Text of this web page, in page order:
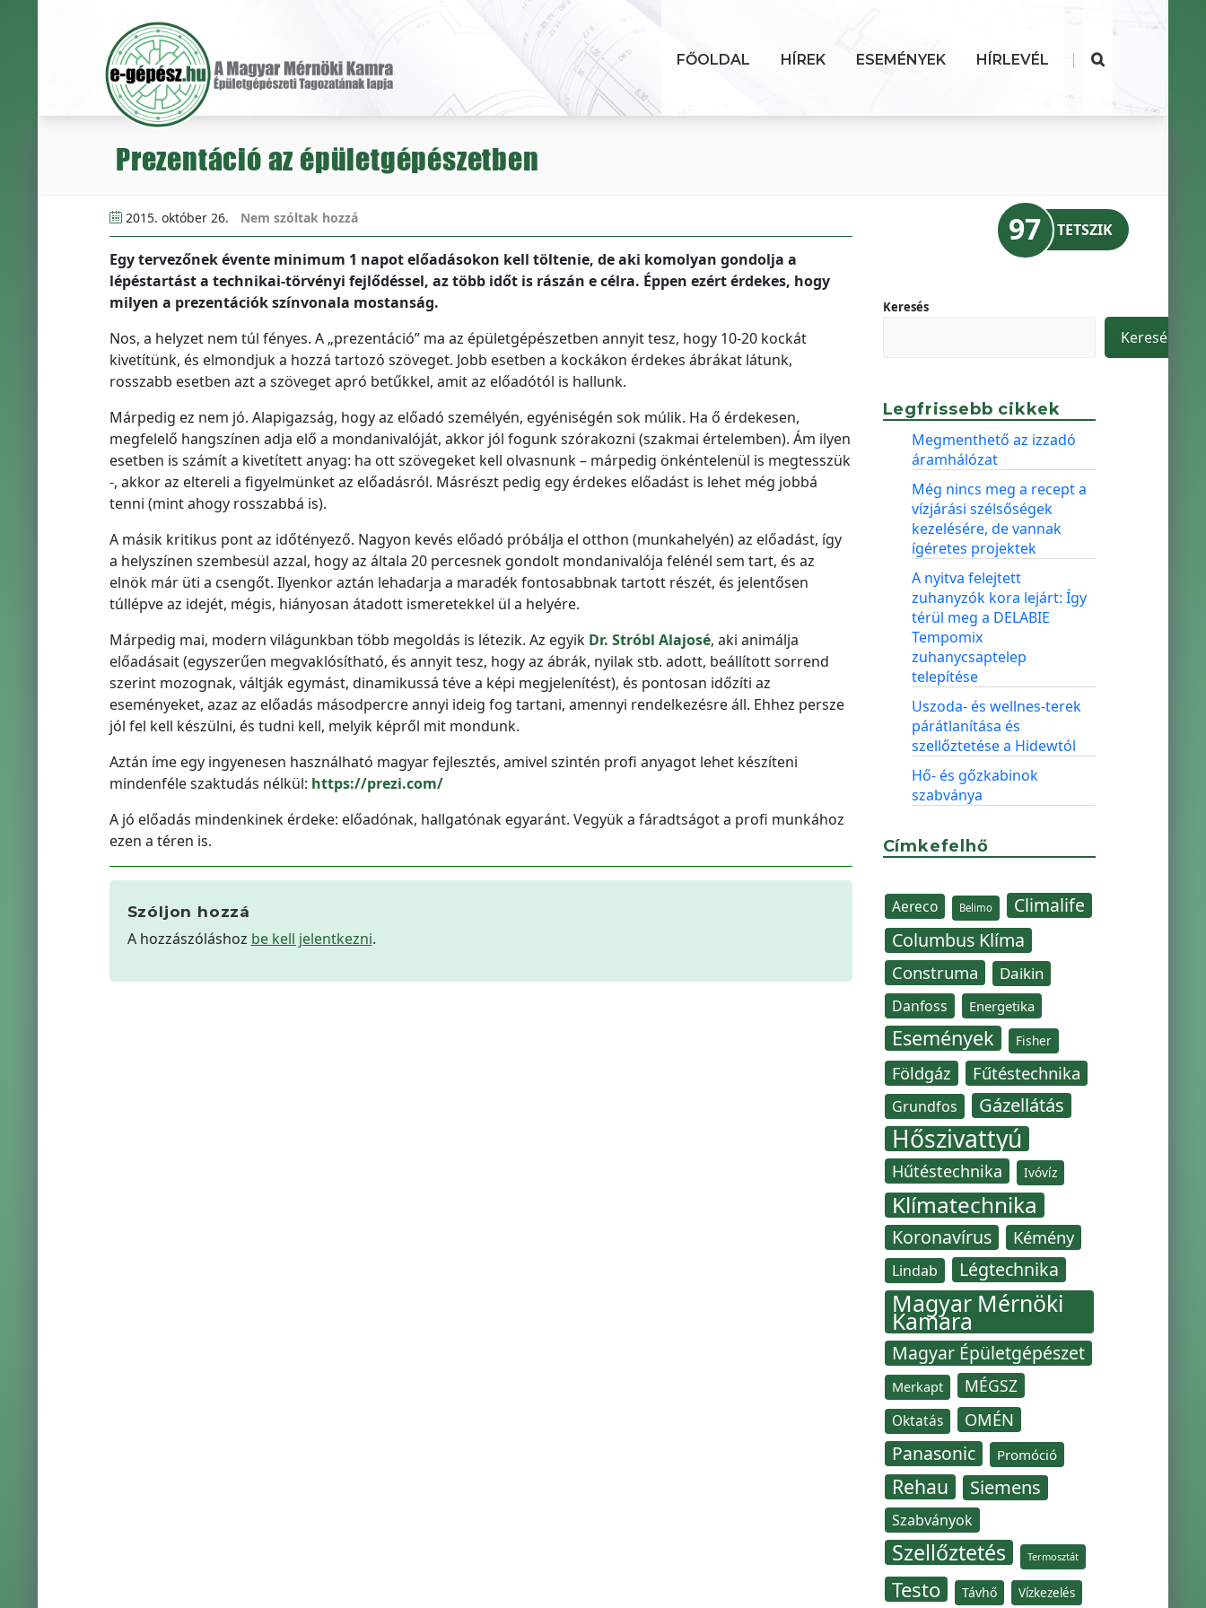
FŐOLDAL HÍREK ESEMÉNYEK HÍRLEVÉL |
Prezentáció az épületgépészetben
2015. október 26. Nem szóltak hozzá
Egy tervezőnek évente minimum 1 napot előadásokon kell töltenie, de aki komolyan gondolja a
lépéstartást a technikai-törvényi fejlődéssel, az több időt is rászán e célra. Éppen ezért érdekes, hogy
milyen a prezentációk színvonala mostanság.
Nos, a helyzet nem túl fényes. A „prezentáció” ma az épületgépészetben annyit tesz, hogy 10-20 kockát
kivetítünk, és elmondjuk a hozzá tartozó szöveget. Jobb esetben a kockákon érdekes ábrákat látunk,
rosszabb esetben azt a szöveget apró betűkkel, amit az előadótól is hallunk.
Márpedig ez nem jó. Alapigazság, hogy az előadó személyén, egyéniségén sok múlik. Ha ő érdekesen,
megfelelő hangszínen adja elő a mondanivalóját, akkor jól fogunk szórakozni (szakmai értelemben). Ám ilyen
esetben is számít a kivetített anyag: ha ott szövegeket kell olvasnunk – márpedig önkéntelenül is megtesszük
-, akkor az eltereli a figyelmünket az előadásról. Másrészt pedig egy érdekes előadást is lehet még jobbá
tenni (mint ahogy rosszabbá is).
A másik kritikus pont az időtényező. Nagyon kevés előadó próbálja el otthon (munkahelyén) az előadást, így
a helyszínen szembesül azzal, hogy az általa 20 percesnek gondolt mondanivalója felénél sem tart, és az
elnök már üti a csengőt. Ilyenkor aztán lehadarja a maradék fontosabbnak tartott részét, és jelentősen
túllépve az idejét, mégis, hiányosan átadott ismeretekkel ül a helyére.
Márpedig mai, modern világunkban több megoldás is létezik. Az egyik Dr. Stróbl Alajosé, aki animálja
előadásait (egyszerűen megvaklósítható, és annyit tesz, hogy az ábrák, nyilak stb. adott, beállított sorrend
szerint mozognak, váltják egymást, dinamikussá téve a képi megjelenítést), és pontosan időzíti az
eseményeket, azaz az előadás másodpercre annyi ideig fog tartani, amennyi rendelkezésre áll. Ehhez persze
jól fel kell készülni, és tudni kell, melyik képről mit mondunk.
Aztán íme egy ingyenesen használható magyar fejlesztés, amivel szintén profi anyagot lehet készíteni
mindenféle szaktudás nélkül: https://prezi.com/
A jó előadás mindenkinek érdeke: előadónak, hallgatónak egyaránt. Vegyük a fáradtságot a profi munkához
ezen a téren is.
Szóljon hozzá
A hozzászóláshoz be kell jelentkezni.
97 TETSZIK
Keresés
Keresés
Legfrissebb cikkek
Megmenthető az izzadó
áramhálózat
Még nincs meg a recept a
vízjárási szélsőségek
kezelésére, de vannak
ígéretes projektek
A nyitva felejtett
zuhanyzók kora lejárt: Így
térül meg a DELABIE
Tempomix
zuhanycsaptelep
telepítése
Uszoda- és wellnes-terek
párátlanítása és
szellőztetése a Hidewtól
Hő- és gőzkabinok
szabványa
Címkefelhő
Aereco Belimo
Climalife
Columbus Klíma
Construma Daikin
Danfoss Energetika
Események Fisher
Földgáz Fűtéstechnika
Grundfos Gázellátás
Hőszivattyú
Hűtéstechnika Ivóvíz
Klímatechnika
Koronavírus Kémény
Lindab Légtechnika
Magyar Mérnöki
Kamara
Magyar Épületgépészet
Merkapt MÉGSZ
Oktatás OMÉN
Panasonic Promóció
Rehau Siemens
Szabványok
Szellőztetés Termosztát
Testo Távhő Vízkezelés